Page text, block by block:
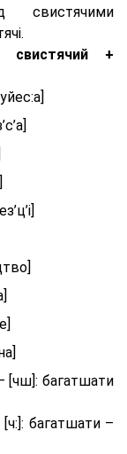
свистячими
+
[чш]: багатшати
багатшати –